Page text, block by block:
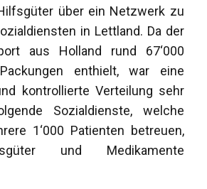
über ein Netzwerk zu
in Lettland. Da der
aus Holland rund 67‘000
Packungen enthielt, war eine
kontrollierte Verteilung sehr
Sozialdienste, welche
1‘000 Patienten betreuen,
und Medikamente